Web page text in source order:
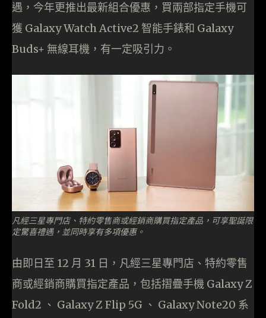
遇，今年更推出最新組合優惠，買兩部指定手機可
獲 Galaxy Watch Active2 智能手錶和 Galaxy
Buds+ 無線耳機，有一定吸引力。
凡經三星專門店、特約零售商或經銷商購買指定產品，可享聖誕限
定驚喜禮遇，並同時享有多項優惠。
由即日至 12 月 31 日，凡經三星專門店、特約零售
商或經銷商購買指定產品，包括摺疊手機 Galaxy Z
Fold2 、 Galaxy Z Flip 5G 、 Galaxy Note20 系